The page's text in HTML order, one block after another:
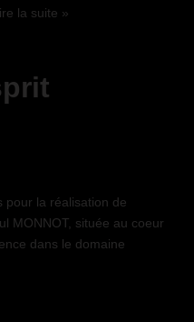
la suite »
pour la réalisation de
MONNOT, située au coeur
dans le domaine